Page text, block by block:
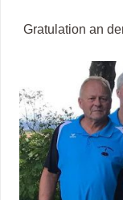
Gratulation an